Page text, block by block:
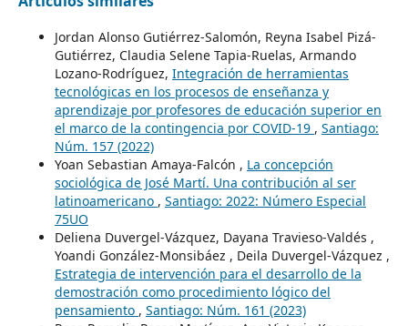
Jordan Alonso Gutiérrez-Salomón, Reyna Isabel Pizá-
Gutiérrez, Claudia Selene Tapia-Ruelas, Armando
Lozano-Rodríguez, Integración de herramientas
tecnológicas en los procesos de enseñanza y
aprendizaje por profesores de educación superior en
el marco de la contingencia por COVID-19 , Santiago:
Núm. 157 (2022)
Yoan Sebastian Amaya-Falcón , La concepción
sociológica de José Martí. Una contribución al ser
latinoamericano , Santiago: 2022: Número Especial
75UO
Deliena Duvergel-Vázquez, Dayana Travieso-Valdés ,
Yoandi González-Monsibáez , Deila Duvergel-Vázquez ,
Estrategia de intervención para el desarrollo de la
demostración como procedimiento lógico del
pensamiento , Santiago: Núm. 161 (2023)